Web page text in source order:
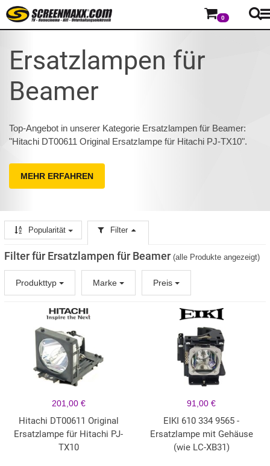
0
Ersatzlampen für
Beamer
Top-Angebot in unserer Kategorie Ersatzlampen für Beamer:
"Hitachi DT00611 Original Ersatzlampe für Hitachi PJ-TX10".
MEHR ERFAHREN
Popularität Filter
Filter für Ersatzlampen für Beamer (alle Produkte angezeigt)
Produkttyp Marke Preis
201,00 €
Hitachi DT00611 Original
Ersatzlampe für Hitachi PJ-
TX10
91,00 €
EIKI 610 334 9565 -
Ersatzlampe mit Gehäuse
(wie LC-XB31)